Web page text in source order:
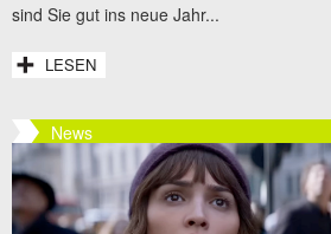
sind Sie gut ins neue Jahr...
LESEN
News